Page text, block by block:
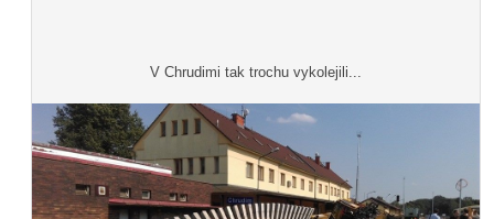
V Chrudimi tak trochu vykolejili...